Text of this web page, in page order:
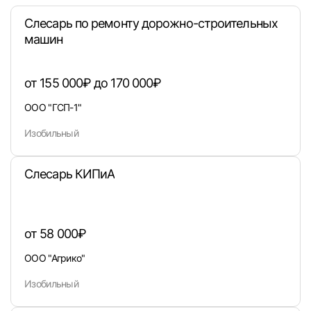
Войти с VK ID
Слесарь по ремонту дорожно-строительных
машин
от 155 000₽ до 170 000₽
ООО "ГСП-1"
Изобильный
Слесарь КИПиА
от 58 000₽
ООО "Агрико"
Изобильный